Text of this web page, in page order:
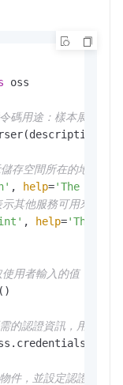
oss
碼用途：樣本展示如何
空間所在的地區，必
, help='The
他服務可用來訪問
, help='The
用者輸入的值
的認證資訊，用於身
件，並設定認證提供者